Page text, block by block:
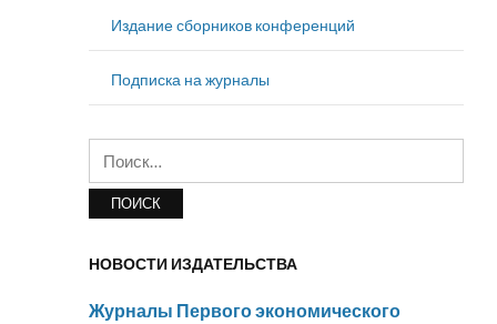
Издание сборников конференций
Подписка на журналы
НОВОСТИ ИЗДАТЕЛЬСТВА
Журналы Первого экономического